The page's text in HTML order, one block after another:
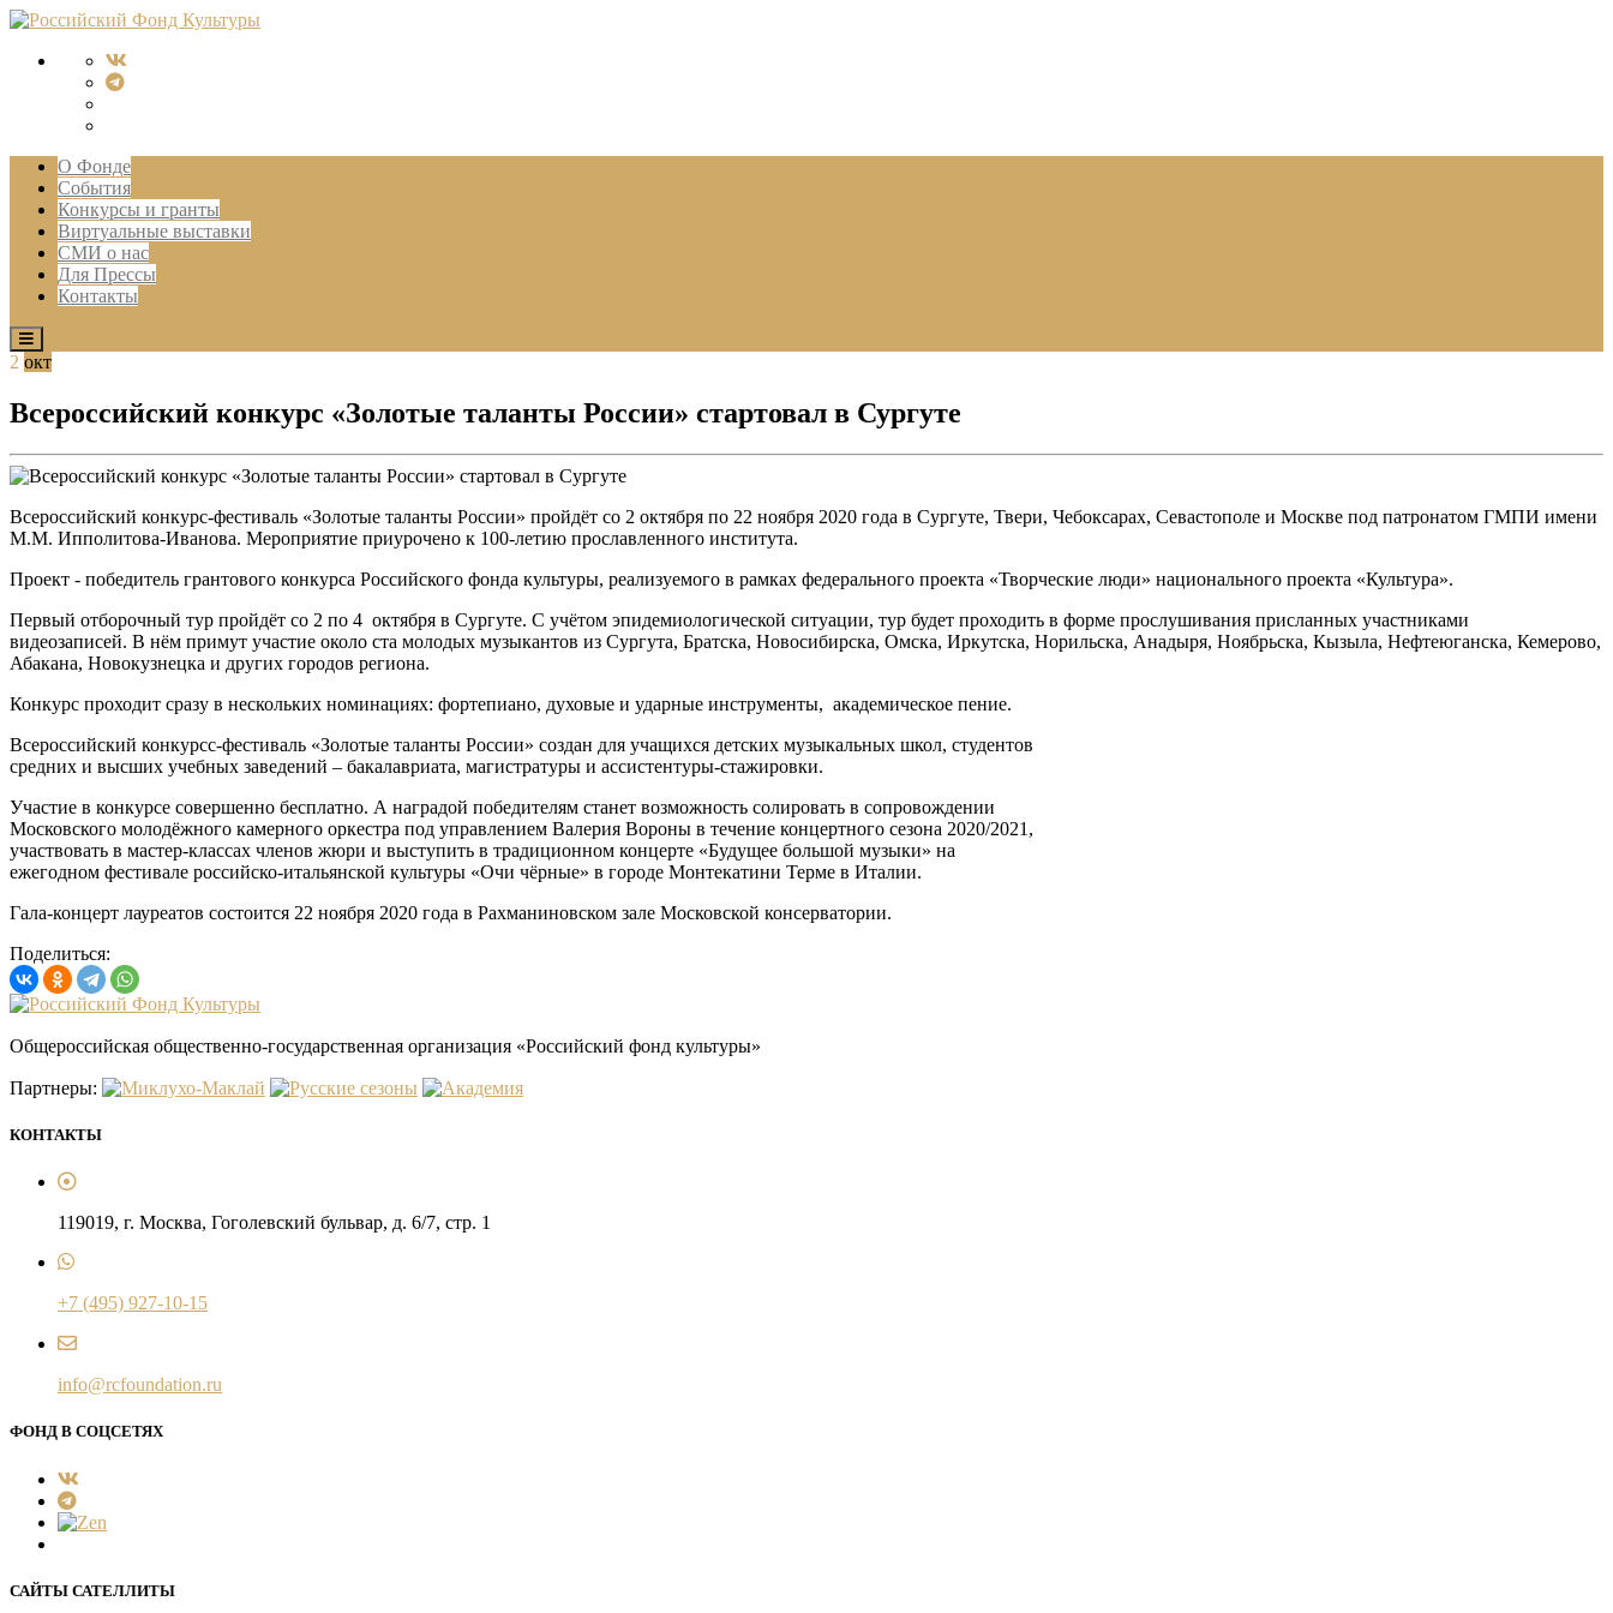
О Фонде
События
Конкурсы и гранты
Виртуальные выставки
СМИ о нас
Для Прессы
Контакты
2 окт
Всероссийский конкурс «Золотые таланты России» стартовал в Сургуте
Всероссийский конкурс-фестиваль «Золотые таланты России» пройдёт со 2 октября по 22 ноября 2020 года в Сургуте, Твери, Чебоксарах, Севастополе и Москве под патронатом ГМПИ имени
М.М. Ипполитова-Иванова. Мероприятие приурочено к 100-летию прославленного института.
Проект - победитель грантового конкурса Российского фонда культуры, реализуемого в рамках федерального проекта «Творческие люди» национального проекта «Культура».
Первый отборочный тур пройдёт со 2 по 4 октября в Сургуте. С учётом эпидемиологической ситуации, тур будет проходить в форме прослушивания присланных участниками
видеозаписей. В нём примут участие около ста молодых музыкантов из Сургута, Братска, Новосибирска, Омска, Иркутска, Норильска, Анадыря, Ноябрьска, Кызыла, Нефтеюганска, Кемерово,
Абакана, Новокузнецка и других городов региона.
Конкурс проходит сразу в нескольких номинациях: фортепиано, духовые и ударные инструменты, академическое пение.
Всероссийский конкурсс-фестиваль «Золотые таланты России» создан для учащихся детских музыкальных школ, студентов
средних и высших учебных заведений – бакалавриата, магистратуры и ассистентуры-стажировки.
Участие в конкурсе совершенно бесплатно. А наградой победителям станет возможность солировать в сопровождении
Московского молодёжного камерного оркестра под управлением Валерия Вороны в течение концертного сезона 2020/2021,
участвовать в мастер-классах членов жюри и выступить в традиционном концерте «Будущее большой музыки» на
ежегодном фестивале российско-итальянской культуры «Очи чёрные» в городе Монтекатини Терме в Италии.
Гала-концерт лауреатов состоится 22 ноября 2020 года в Рахманиновском зале Московской консерватории.
Поделиться:
Общероссийская общественно-государственная организация «Российский фонд культуры»
Партнеры:
КОНТАКТЫ
119019, г. Москва, Гоголевский бульвар, д. 6/7, стр. 1
+7 (495) 927-10-15
info@rcfoundation.ru
ФОНД В СОЦСЕТЯХ
САЙТЫ САТЕЛЛИТЫ